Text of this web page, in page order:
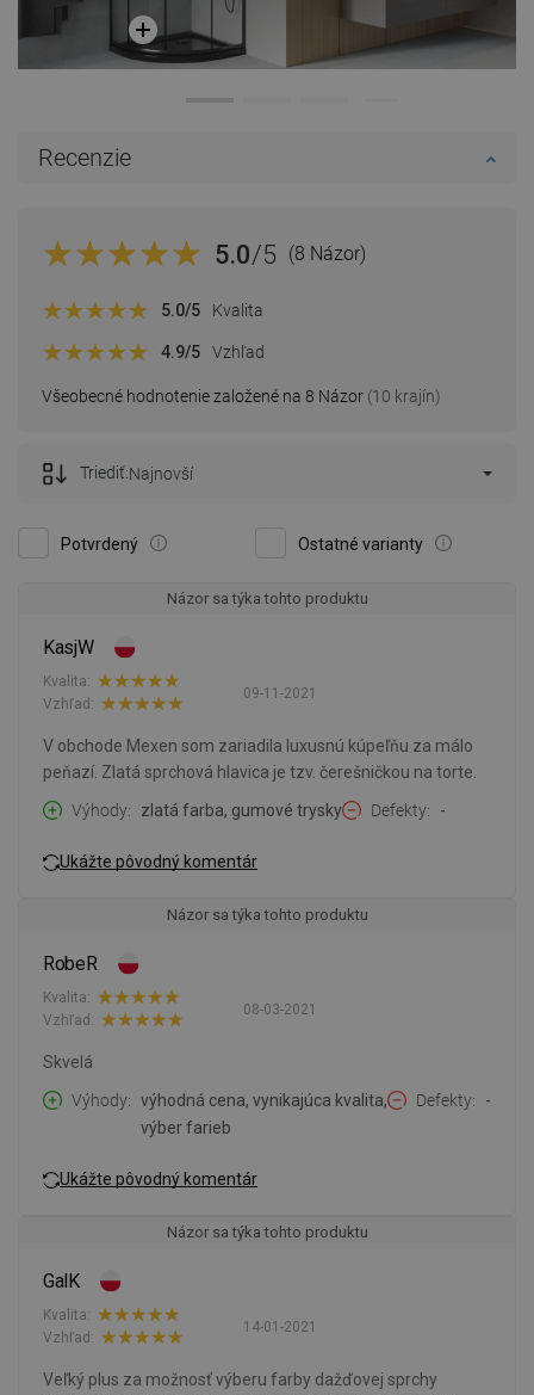
Recenzie
5.0/5 (8 Názor)
Všeobecné hodnotenie založené na 8 Názor (10 krajín)
5.0/5 Kvalita
4.9/5 Vzhľad
Potvrdený Ostatné varianty
Triediť:Najnovší
Názor sa týka tohto produktu
KasjW
09-11-2021
Kvalita:
Vzhľad:
V obchode Mexen som zariadila luxusnú kúpeľňu za málo
peňazí. Zlatá sprchová hlavica je tzv. čerešničkou na torte.
Výhody
zlatá farba, gumové trysky Defekty -
Ukážte pôvodný komentár
Názor sa týka tohto produktu
RobeR
08-03-2021
Kvalita:
Vzhľad:
Skvelá
Výhody
výhodná cena, vynikajúca kvalita,
výber farieb
Defekty -
Ukážte pôvodný komentár
Názor sa týka tohto produktu
GalK
14-01-2021
Kvalita:
Vzhľad:
Veľký plus za možnosť výberu farby dažďovej sprchy